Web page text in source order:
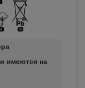
имеются на